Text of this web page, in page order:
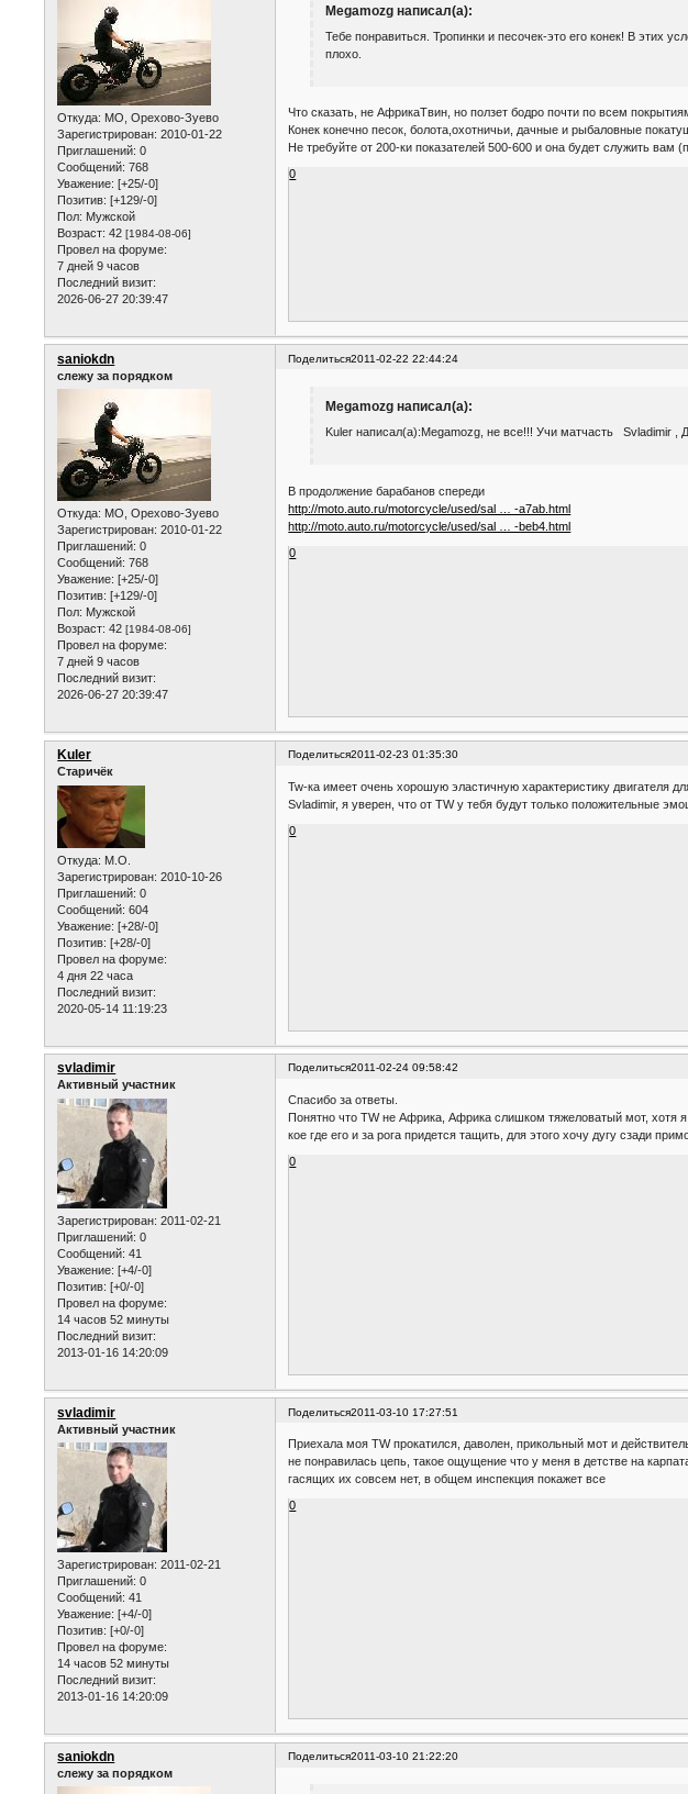
Откуда: МО, Орехово-Зуево
Зарегистрирован: 2010-01-22
Приглашений: 0
Сообщений: 768
Уважение: [+25/-0]
Позитив: [+129/-0]
Пол: Мужской
Возраст: 42[1984-08-06]
Провел на форуме:
7 дней 9 часов
Последний визит:
2026-06-27 20:39:47
Megamozg написал(а):
Тебе понравиться. Тропинки и песочек-это его конек! В этих
плохо.
Что сказать, не АфрикаТвин, но ползет бодро почти по всем
Конек конечно песок, болота,охотничьи, дачные и рыбаловные
Не требуйте от 200-ки показателей 500-600 и она будет служить вам
0
Поделиться2011-02-22 22:44:24
saniokdn
слежу за порядком
Откуда: МО, Орехово-Зуево
Зарегистрирован: 2010-01-22
Приглашений: 0
Сообщений: 768
Уважение: [+25/-0]
Позитив: [+129/-0]
Пол: Мужской
Возраст: 42[1984-08-06]
Провел на форуме:
7 дней 9 часов
Последний визит:
2026-06-27 20:39:47
Megamozg написал(а):
Kuler написал(а):Megamozg, не все!!! Учи матчасть
В продолжение барабанов спереди
http://moto.auto.ru/motorcycle/used/sal … -a7ab.html
http://moto.auto.ru/motorcycle/used/sal … -beb4.html
0
Поделиться2011-02-23 01:35:30
Kuler
Старичёк
Откуда: M.O.
Зарегистрирован: 2010-10-26
Приглашений: 0
Сообщений: 604
Уважение: [+28/-0]
Позитив: [+28/-0]
Провел на форуме:
4 дня 22 часа
Последний визит:
2020-05-14 11:19:23
Tw-ка имеет очень хорошую эластичную характеристику двигателя
Svladimir, я уверен, что от TW у тебя будут только положительные
0
Поделиться2011-02-24 09:58:42
svladimir
Активный участник
Зарегистрирован: 2011-02-21
Приглашений: 0
Сообщений: 41
Уважение: [+4/-0]
Позитив: [+0/-0]
Провел на форуме:
14 часов 52 минуты
Последний визит:
2013-01-16 14:20:09
Спасибо за ответы.
Понятно что TW не Африка, Африка слишком тяжеловатый мот, хотя
кое где его и за рога придется тащить, для этого хочу дугу сзади
0
Поделиться2011-03-10 17:27:51
svladimir
Активный участник
Зарегистрирован: 2011-02-21
Приглашений: 0
Сообщений: 41
Уважение: [+4/-0]
Позитив: [+0/-0]
Провел на форуме:
14 часов 52 минуты
Последний визит:
2013-01-16 14:20:09
Приехала моя TW прокатился, даволен, прикольный мот и
не понравилась цепь, такое ощущение что у меня в детстве на
гасящих их совсем нет, в общем инспекция покажет все
0
Поделиться2011-03-10 21:22:20
saniokdn
слежу за порядком